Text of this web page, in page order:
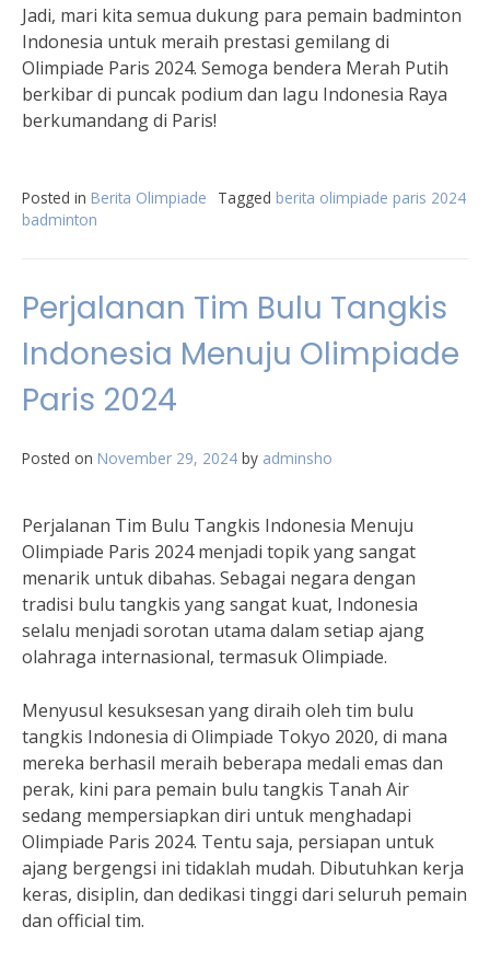
Jadi, mari kita semua dukung para pemain badminton
Indonesia untuk meraih prestasi gemilang di
Olimpiade Paris 2024. Semoga bendera Merah Putih
berkibar di puncak podium dan lagu Indonesia Raya
berkumandang di Paris!
Posted in Berita Olimpiade Tagged berita olimpiade paris 2024
badminton
Perjalanan Tim Bulu Tangkis
Indonesia Menuju Olimpiade
Paris 2024
Posted on November 29, 2024 by adminsho
Perjalanan Tim Bulu Tangkis Indonesia Menuju
Olimpiade Paris 2024 menjadi topik yang sangat
menarik untuk dibahas. Sebagai negara dengan
tradisi bulu tangkis yang sangat kuat, Indonesia
selalu menjadi sorotan utama dalam setiap ajang
olahraga internasional, termasuk Olimpiade.
Menyusul kesuksesan yang diraih oleh tim bulu
tangkis Indonesia di Olimpiade Tokyo 2020, di mana
mereka berhasil meraih beberapa medali emas dan
perak, kini para pemain bulu tangkis Tanah Air
sedang mempersiapkan diri untuk menghadapi
Olimpiade Paris 2024. Tentu saja, persiapan untuk
ajang bergengsi ini tidaklah mudah. Dibutuhkan kerja
keras, disiplin, dan dedikasi tinggi dari seluruh pemain
dan official tim.